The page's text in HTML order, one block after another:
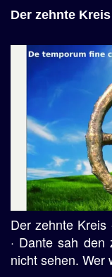
Der zehnte Kreis
Der zehnte Kreis
· Dante sah
nicht sehen. Wer